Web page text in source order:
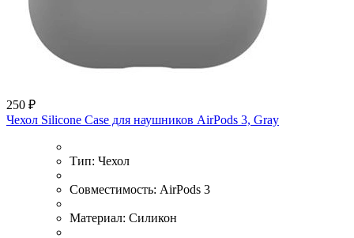
250 ₽
Чехол Silicone Case для наушников AirPods 3, Gray
Тип: Чехол
Совместимость: AirPods 3
Материал: Силикон